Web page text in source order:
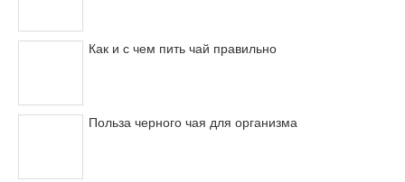
Как и с чем пить чай правильно
Польза черного чая для организма